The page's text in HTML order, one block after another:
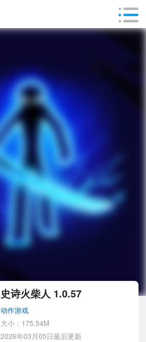
史诗火柴人 1.0.57
动作游戏
大小：175.54M
2026年03月05日最后更新